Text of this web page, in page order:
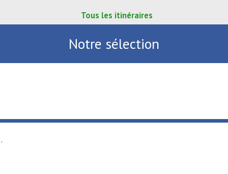
Tous les itinéraires
Notre sélection